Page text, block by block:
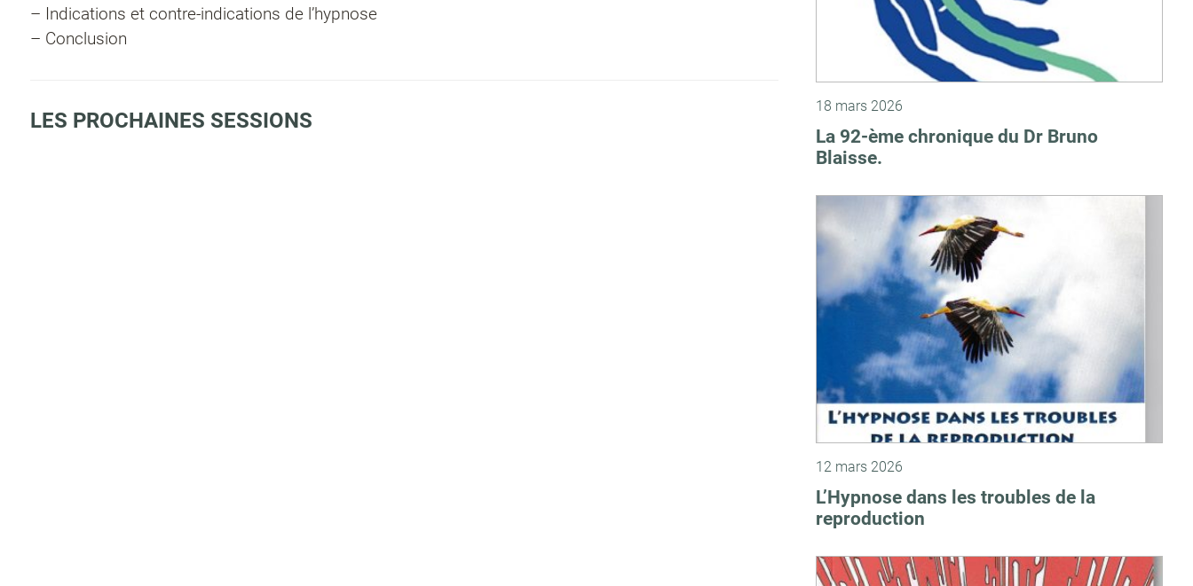
– Indications et contre-indications de l’hypnose
– Conclusion
LES PROCHAINES SESSIONS
18 mars 2026
La 92-ème chronique du Dr Bruno
Blaisse.
12 mars 2026
L’Hypnose dans les troubles de la
reproduction